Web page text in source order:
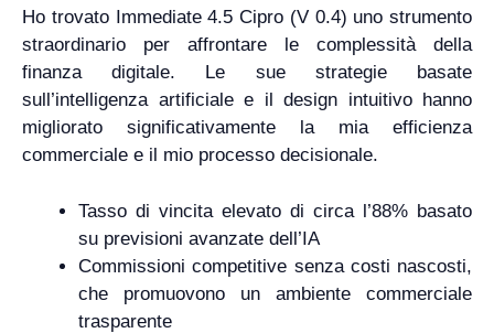
Ho trovato Immediate 4.5 Cipro (V 0.4) uno strumento
straordinario per affrontare le complessità della
finanza digitale. Le sue strategie basate
sull’intelligenza artificiale e il design intuitivo hanno
migliorato significativamente la mia efficienza
commerciale e il mio processo decisionale.
Tasso di vincita elevato di circa l’88% basato
su previsioni avanzate dell’IA
Commissioni competitive senza costi nascosti,
che promuovono un ambiente commerciale
trasparente